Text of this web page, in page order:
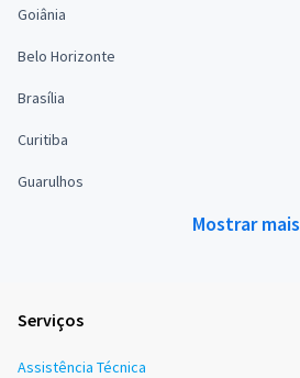
Goiânia
Belo Horizonte
Brasília
Curitiba
Guarulhos
Mostrar mais
Serviços
Assistência Técnica